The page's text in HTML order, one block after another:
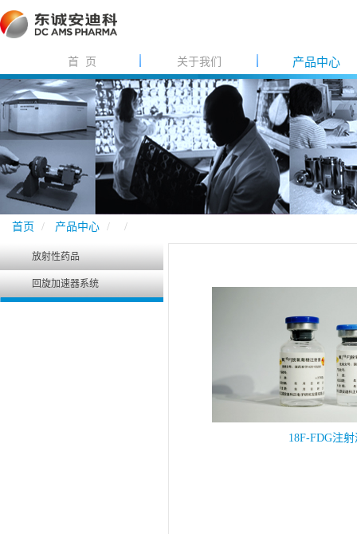
首 页 关于我们 产品中心
首页 产品中心
放射性药品
回旋加速器系统
18F-FDG注